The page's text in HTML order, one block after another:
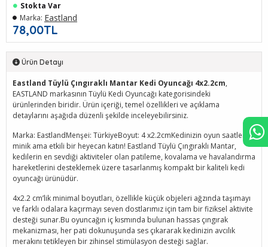
78,00TL
Stokta Var
Marka: Eastland
Ürün Detayı
Eastland Tüylü Çıngıraklı Mantar Kedi Oyuncağı 4x2.2cm,
EASTLAND markasının Tüylü Kedi Oyuncağı kategorisindeki
ürünlerinden biridir. Ürün içeriği, temel özellikleri ve açıklama
detaylarını aşağıda düzenli şekilde inceleyebilirsiniz.
Marka: EastlandMenşei: TürkiyeBoyut: 4 x2.2cmKedinizin oyun saatlerine
minik ama etkili bir heyecan katın! Eastland Tüylü Çıngıraklı Mantar,
kedilerin en sevdiği aktiviteler olan patileme, kovalama ve havalandırma
hareketlerini desteklemek üzere tasarlanmış kompakt bir kaliteli kedi
oyuncağı ürünüdür.
4x2.2 cm’lik minimal boyutları, özellikle küçük objeleri ağzında taşımayı
ve farklı odalara kaçırmayı seven dostlarımız için tam bir fiziksel aktivite
desteği sunar.Bu oyuncağın iç kısmında bulunan hassas çıngırak
mekanizması, her pati dokunuşunda ses çıkararak kedinizin avcılık
merakını tetikleyen bir zihinsel stimülasyon desteği sağlar.